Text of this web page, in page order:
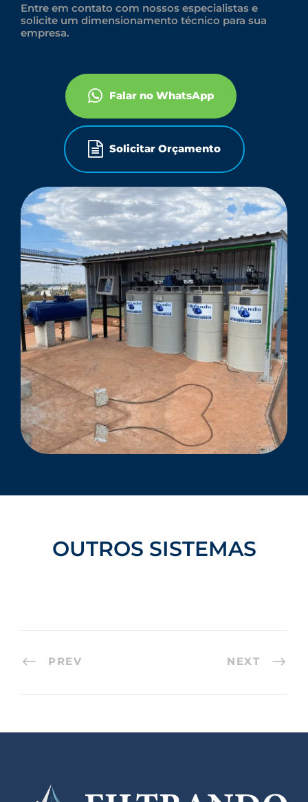
Entre em contato com nossos especialistas e
solicite um dimensionamento técnico para sua
empresa.
Falar no WhatsApp
Solicitar Orçamento
OUTROS SISTEMAS
PREV NEXT